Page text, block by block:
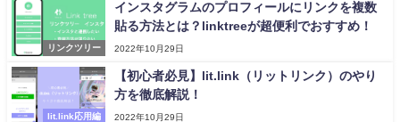
リンクツリー
インスタグラムのプロフィールにリンクを複数
貼る方法とは？linktreeが超便利でおすすめ！
2022年10月29日
lit.link応用編
【初心者必見】lit.link（リットリンク）のやり
方を徹底解説！
2022年10月29日